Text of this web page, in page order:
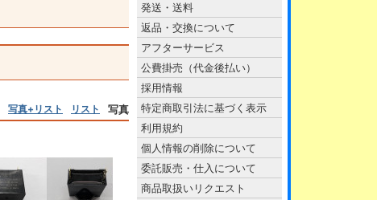
写真+リスト リスト 写真
発送・送料
返品・交換について
アフターサービス
公費掛売（代金後払い）
採用情報
特定商取引法に基づく表示
利用規約
個人情報の削除について
委託販売・仕入について
商品取扱いリクエスト